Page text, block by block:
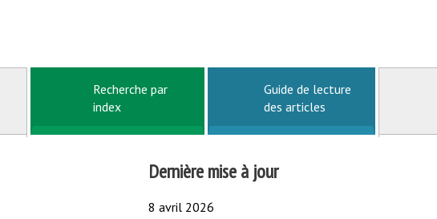
Recherche par
index
Guide de lecture
des articles
Dernière mise à jour
8 avril 2026